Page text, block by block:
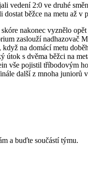
vedení 2:0 ve druhé
běžce na metu až
nakonec vyznělo
zaslouží
na domácí metu
útok s dvěma běžci na
pojistil tříbodovým
další z mnoha juniorů
a buďte součástí týmu.